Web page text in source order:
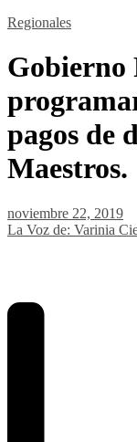
Regionales
Gobierno
pagos de
Maestros.
noviembre 22, 2019
La Voz de: Varinia